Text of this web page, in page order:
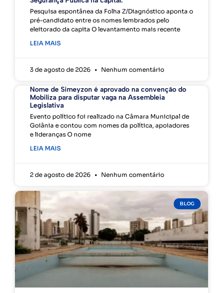
Pesquisa espontânea da Folha Z/Diagnóstico aponta o
pré-candidato entre os nomes lembrados pelo
eleitorado da capita O levantamento mais recente
LEIA MAIS
3 de agosto de 2026 Nenhum comentário
Nome de Simeyzon é aprovado na convenção do
Mobiliza para disputar vaga na Assembleia
Legislativa
Evento político foi realizado na Câmara Municipal de
Goiânia e contou com nomes da política, apoiadores
e lideranças O nome
LEIA MAIS
2 de agosto de 2026 Nenhum comentário
BLOG